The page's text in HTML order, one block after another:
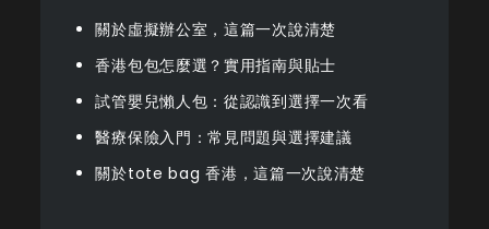
關於虛擬辦公室，這篇一次說清楚
香港包包怎麼選？實用指南與貼士
試管嬰兒懶人包：從認識到選擇一次看
醫療保險入門：常見問題與選擇建議
關於tote bag 香港，這篇一次說清楚